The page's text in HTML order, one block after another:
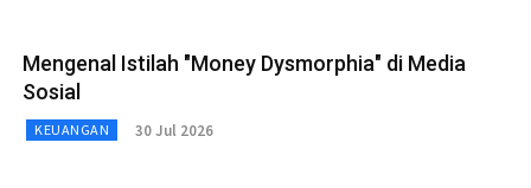
Mengenal Istilah "Money Dysmorphia" di Media
Sosial
KEUANGAN 30 Jul 2026